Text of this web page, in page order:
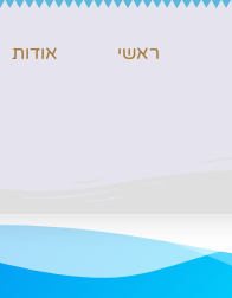
ראשי אודות